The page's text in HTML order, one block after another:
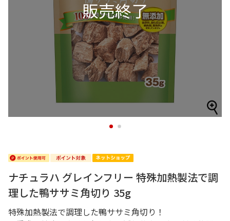
1 2
ナチュラハ グレインフリー 特殊加熱製法で調
理した鴨ササミ角切り 35g
特殊加熱製法で調理した鴨ササミ角切り！